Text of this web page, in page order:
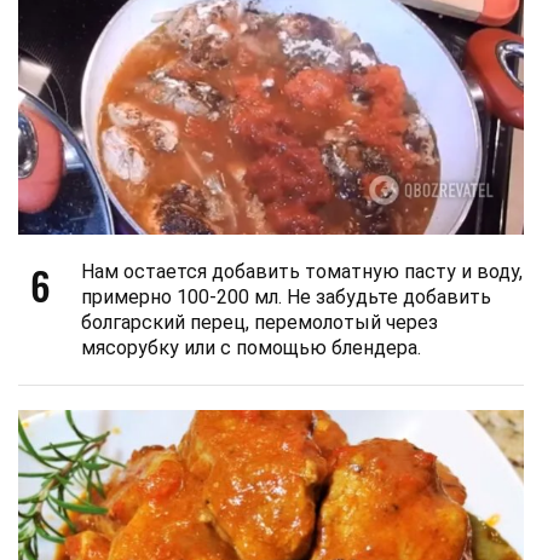
6
Нам остается добавить томатную пасту и воду,
примерно 100-200 мл. Не забудьте добавить
болгарский перец, перемолотый через
мясорубку или с помощью блендера.